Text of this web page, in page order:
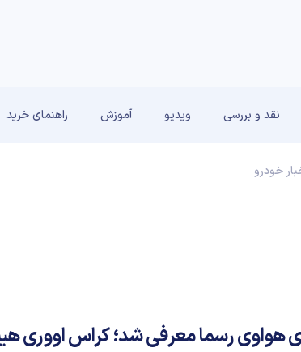
نقد و بررسی‌ ویدیو آموزش راهنمای خرید
خودرو
هواوی رسما معرفی شد؛ کراس اووری